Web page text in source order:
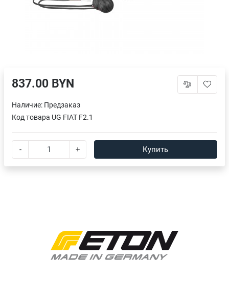
837.00 BYN
Наличие: Предзаказ
Код товара UG FIAT F2.1
- + Купить